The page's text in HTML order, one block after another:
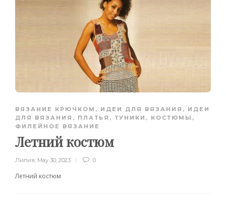
ВЯЗАНИЕ КРЮЧКОМ , ИДЕИ ДЛЯ ВЯЗАНИЯ , ИДЕИ
ДЛЯ ВЯЗАНИЯ , ПЛАТЬЯ, ТУНИКИ, КОСТЮМЫ ,
ФИЛЕЙНОЕ ВЯЗАНИЕ
Летний костюм
Лилия May 30, 2023 0
Летний костюм